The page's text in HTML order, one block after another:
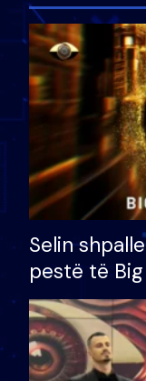
Selin
pestë të
çmimin e